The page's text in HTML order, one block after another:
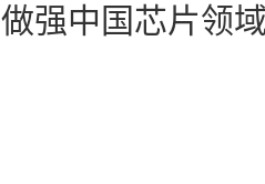
强中国芯片领